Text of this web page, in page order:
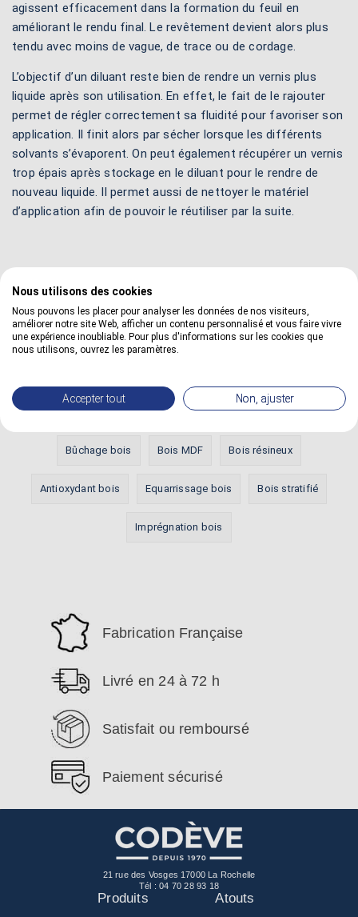
agissent efficacement dans la formation du feuil en
améliorant le rendu final. Le revêtement devient alors plus
tendu avec moins de vague, de trace ou de cordage.
L’objectif d’un diluant reste bien de rendre un vernis plus
liquide après son utilisation. En effet, le fait de le rajouter
permet de régler correctement sa fluidité pour favoriser son
application. Il finit alors par sécher lorsque les différents
solvants s’évaporent. On peut également récupérer un vernis
trop épais après stockage en le diluant pour le rendre de
nouveau liquide. Il permet aussi de nettoyer le matériel
d’application afin de pouvoir le réutiliser par la suite.
Définitions les plus vues
Aboutage bois Egrenage bois Bois exotique
Bûchage bois Bois MDF Bois résineux
Antioxydant bois Equarrissage bois Bois stratifié
Imprégnation bois
Fabrication Française
Livré en 24 à 72 h
Satisfait ou remboursé
Paiement sécurisé
21 rue des Vosges 17000 La Rochelle
Tél :04 70 28 93 18
Produits Atouts
Nous utilisons des cookies
Nous pouvons les placer pour analyser les données de nos visiteurs,
améliorer notre site Web, afficher un contenu personnalisé et vous faire vivre
une expérience inoubliable. Pour plus d'informations sur les cookies que
nous utilisons, ouvrez les paramètres.
Accepter tout Non, ajuster